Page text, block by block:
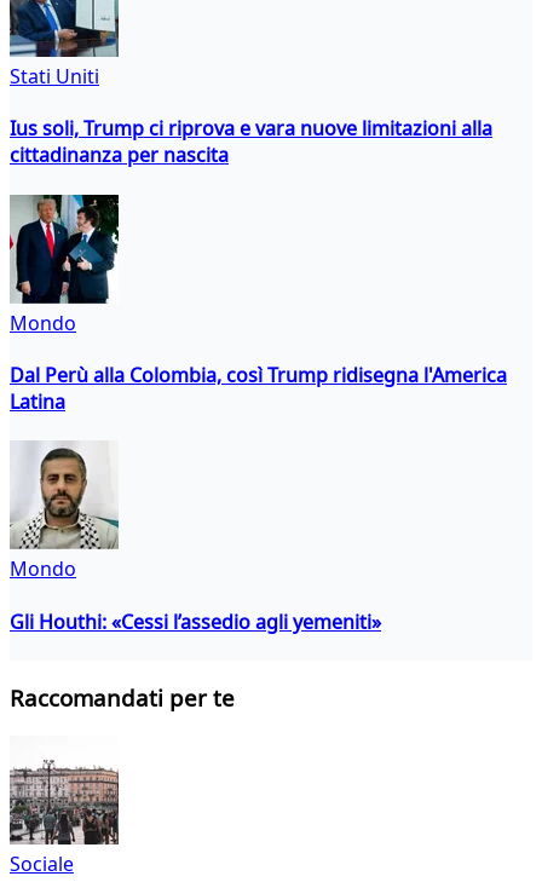
Stati Uniti
Ius soli, Trump ci riprova e vara nuove limitazioni alla
cittadinanza per nascita
Mondo
Dal Perù alla Colombia, così Trump ridisegna l'America
Latina
Mondo
Gli Houthi: «Cessi l’assedio agli yemeniti»
Raccomandati per te
Sociale